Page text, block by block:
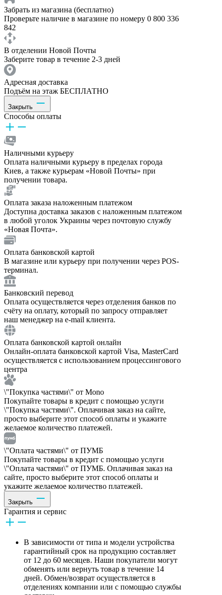
Забрать из магазина (бесплатно)
Проверьте наличие в магазине по номеру 0 800 336
842
В отделении Новой Почты
Заберите товар в течение 2-3 дней
Адресная доставка
Подъём на этаж БЕСПЛАТНО
Закрыть
Способы оплаты
Наличными курьеру
Оплата наличными курьеру в пределах города
Киев, а также курьерам «Новой Почты» при
получении товара.
Оплата заказа наложенным платежом
Доступна доставка заказов с наложенным платежом
в любой уголок Украины через почтовую службу
«Новая Почта».
Оплата банковской картой
В магазине или курьеру при получении через POS-
терминал.
Банковский перевод
Оплата осуществляется через отделения банков по
счёту на оплату, который по запросу отправляет
наш менеджер на e-mail клиента.
Оплата банковской картой онлайн
Онлайн-оплата банковской картой Visa, MasterCard
осуществляется с использованием процессингового
центра
\"Покупка частями\" от Mono
Покупайте товары в кредит с помощью услуги
\"Покупка частями\". Оплачивая заказ на сайте,
просто выберите этот способ оплаты и укажите
желаемое количество платежей.
\"Оплата частями\" от ПУМБ
Покупайте товары в кредит с помощью услуги
\"Оплата частями\" от ПУМБ. Оплачивая заказ на
сайте, просто выберите этот способ оплаты и
укажите желаемое количество платежей.
Закрыть
Гарантия и сервис
В зависимости от типа и модели устройства
гарантийный срок на продукцию составляет
от 12 до 60 месяцев. Наши покупатели могут
обменять или вернуть товар в течение 14
дней. Обмен/возврат осуществляется в
отделениях компании или с помощью службы